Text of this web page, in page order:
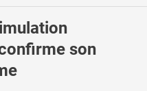
son